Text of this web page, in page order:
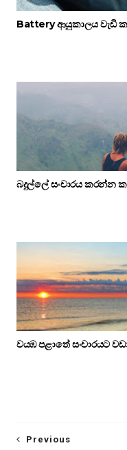
Battery ආයුකාලය වැඩි
බදුල්ලේ සංචාරය කරන්න
වයඹ පළාතේ සංචාරයට
Previous